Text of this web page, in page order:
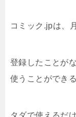
コミック.jpは、
登録したことが
使うことができ